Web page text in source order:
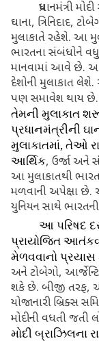
પ્રધાનમંત્રી
ઘાના, ત્રિનિદાદ,
મુલાકાતે રહેશે. આ
ભારતના સંબંધોને
માનવામાં આવે છે. આ
દેશોની મુલાકાત લેશે.
પણ સમાવેશ થાય છે.
તેમની મુલાકાત
પ્રધાનમંત્રીની
મુલાકાતમાં, તેઓ
આર્થિક, ઉર્જા અને
આ મુલાકાતથી ભારત
મળવાની અપેક્ષા
યુનિયન સાથે
આ પરિષદ
પ્રાયોજિત
મેળવવાનો
અને ટોબેગો,
શકે છે. બીજી તરફ,
યોજાનારી બ્રિક્‍સ
મોદીની વધતી જતી
મોદી બ્રાઝિલના